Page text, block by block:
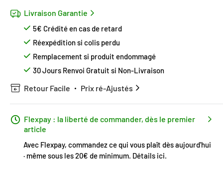
Livraison Garantie
5€ Crédité en cas de retard
Réexpédition si colis perdu
Remplacement si produit endommagé
30 Jours Renvoi Gratuit si Non-Livraison
Retour Facile Prix ré-Ajustés
Flexpay : la liberté de commander, dès le premier
article
Avec Flexpay, commandez ce qui vous plaît dès aujourd'hui
· même sous les 20€ de minimum. Détails ici.